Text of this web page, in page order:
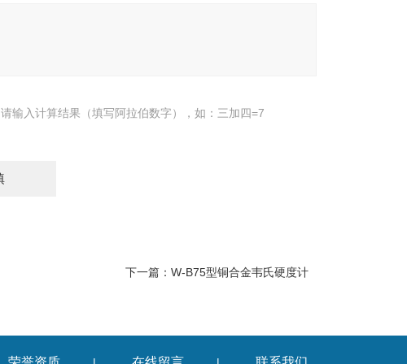
请输入计算结果（填写阿拉伯数字），如：三加四=7
下一篇： W-B75型铜合金韦氏硬度计